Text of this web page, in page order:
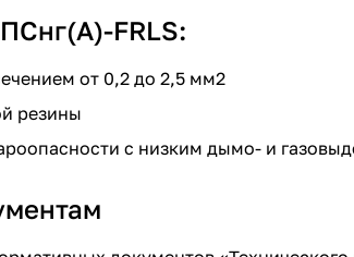
FRLS:
от 0,2 до 2,5 мм2
резины
с низким дымо- и